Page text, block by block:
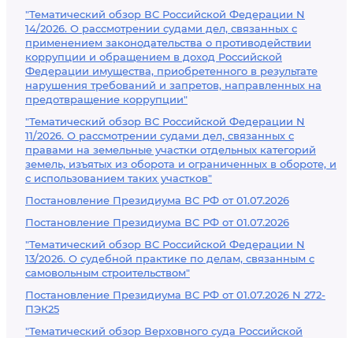
"Тематический обзор ВС Российской Федерации N
14/2026. О рассмотрении судами дел, связанных с
применением законодательства о противодействии
коррупции и обращением в доход Российской
Федерации имущества, приобретенного в результате
нарушения требований и запретов, направленных на
предотвращение коррупции"
"Тематический обзор ВС Российской Федерации N
11/2026. О рассмотрении судами дел, связанных с
правами на земельные участки отдельных категорий
земель, изъятых из оборота и ограниченных в обороте, и
с использованием таких участков"
Постановление Президиума ВС РФ от 01.07.2026
Постановление Президиума ВС РФ от 01.07.2026
"Тематический обзор ВС Российской Федерации N
13/2026. О судебной практике по делам, связанным с
самовольным строительством"
Постановление Президиума ВС РФ от 01.07.2026 N 272-
ПЭК25
"Тематический обзор Верховного суда Российской